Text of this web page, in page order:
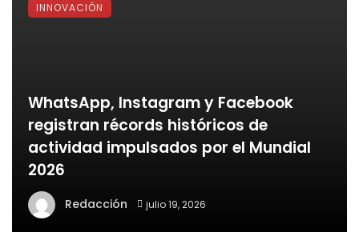
WhatsApp, Instagram y Facebook
registran récords históricos de
actividad impulsados por el Mundial
2026
Redacción julio 19, 2026
INNOVACIÓN